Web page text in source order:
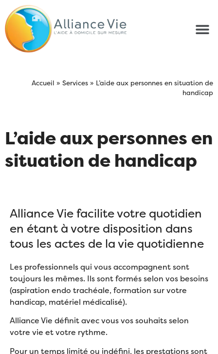
Accueil » Services » L’aide aux personnes en situation de
handicap
L’aide aux personnes en
situation de handicap
Alliance Vie facilite votre quotidien
en étant à votre disposition dans
tous les actes de la vie quotidienne
Les professionnels qui vous accompagnent sont
toujours les mêmes. Ils sont formés selon vos besoins
(aspiration endo trachéale, formation sur votre
handicap, matériel médicalisé).
Alliance Vie définit avec vous vos souhaits selon
votre vie et votre rythme.
Pour un temps limité ou indéfini, les prestations sont